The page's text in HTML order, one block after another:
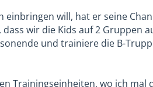
will, hat er seine
wir die Kids auf 2 Gruppen
und trainiere die B-
Trainingseinheiten, wo ich mal